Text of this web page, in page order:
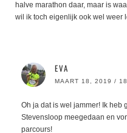
halve marathon daar, maar is
wil ik toch eigenlijk ook wel
EVA
MAART 18, 2019 /
Oh ja dat is wel jammer! Ik heb
Stevensloop meegedaan en
parcours!